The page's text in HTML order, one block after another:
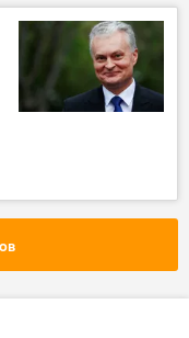
новой